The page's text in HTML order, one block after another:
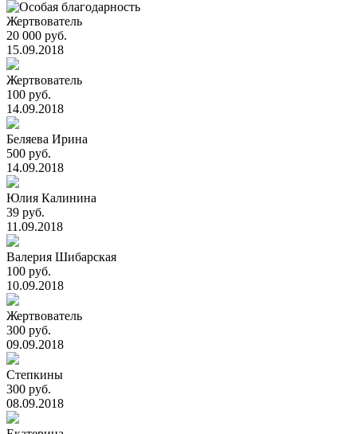
Жертвователь
20 000 руб.
15.09.2018
Жертвователь
100 руб.
14.09.2018
Беляева Ирина
500 руб.
14.09.2018
Юлия Калинина
39 руб.
11.09.2018
Валерия Шибарская
100 руб.
10.09.2018
Жертвователь
300 руб.
09.09.2018
Степкины
300 руб.
08.09.2018